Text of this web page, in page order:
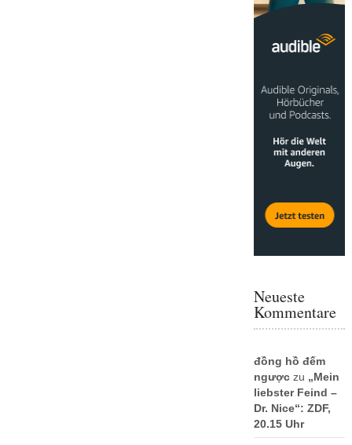
Neueste
Kommentare
đồng hồ đếm
ngượczu „Mein
liebster Feind –
Dr. Nice“: ZDF,
20.15 Uhr